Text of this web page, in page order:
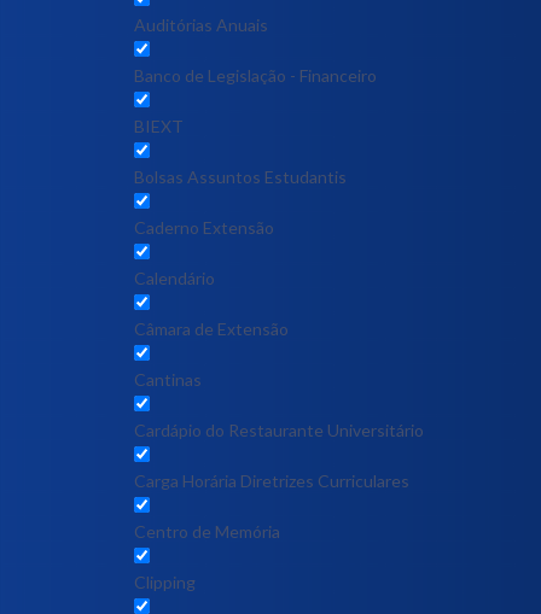
Auditórias Anuais
Banco de Legislação - Financeiro
BIEXT
Bolsas Assuntos Estudantis
Caderno Extensão
Calendário
Câmara de Extensão
Cantinas
Cardápio do Restaurante Universitário
Carga Horária Diretrizes Curriculares
Centro de Memória
Clipping